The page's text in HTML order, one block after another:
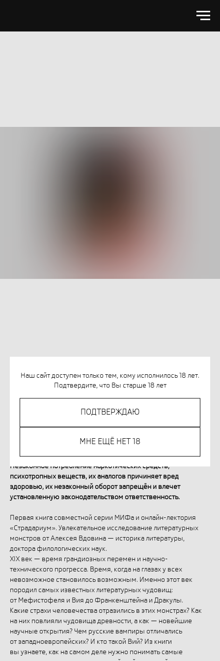
Наш сайт доступен только тем, кому исполнилось 18 лет.
Подтвердите, что Вы старше 18 лет
ПОДТВЕРЖДАЮ
МНЕ ЕЩЁ НЕТ 18
ВДОВИН А. МОНСТРЫ У ПОРОГА
978-5-00214-633-8
Незаконное потребление наркотических средств,
психотропных веществ, их аналогов причиняет вред
здоровью, их незаконный оборот запрещён и влечет
установленную законодательством ответственность.
Первая книга совместной серии МИФа и онлайн-лектория
«Страдариум». Увлекательное исследование литературных
монстров от Алексея Вдовина — историка литературы,
доктора филологических наук.
XIX век — время грандиозных перемен и научно-
технического прогресса. Время, когда на глазах у всех
невозможное становилось возможным. Именно этот век
породил самых известных литературных чудовищ:
от Мефистофеля и Вия до Франкенштейна и Дракулы.
Какие страхи человечества отразились в этих монстрах? Как
на них повлияли чудовища древности, а как — новейшие
научные открытия? Чем русские вампиры отличались
от западноевропейских? И кто такой Вий? Из книги
вы узнаете, как на самом деле нужно понимать самые